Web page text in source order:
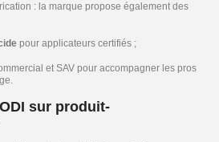
: la marque propose également des
pour applicateurs certifiés ;
et SAV pour accompagner les pros
sur produit-